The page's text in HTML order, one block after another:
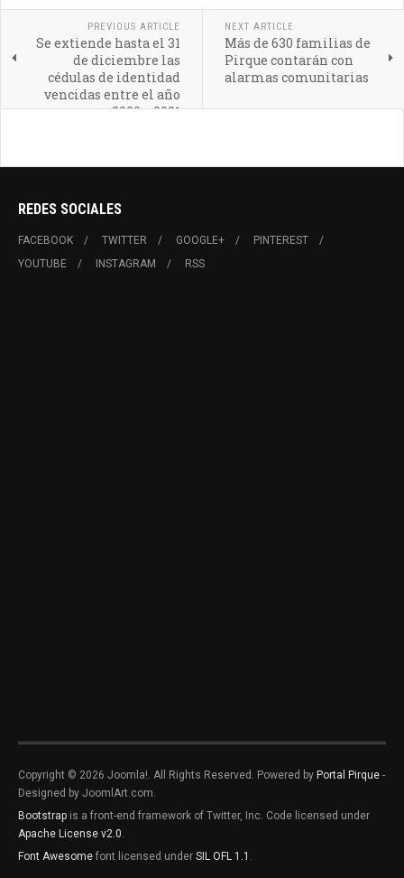
PREVIOUS ARTICLE
Se extiende hasta el 31
de diciembre las
cédulas de identidad
vencidas entre el año
2020 y 2021
NEXT ARTICLE
Más de 630 familias de
Pirque contarán con
alarmas comunitarias
REDES SOCIALES
FACEBOOK TWITTER GOOGLE+
PINTEREST
YOUTUBE
INSTAGRAM RSS
Copyright © 2026 Joomla!. All Rights Reserved. Powered by Portal Pirque -
Designed by JoomlArt.com.
Bootstrap is a front-end framework of Twitter, Inc. Code licensed under
Apache License v2.0.
Font Awesome font licensed under SIL OFL 1.1 .